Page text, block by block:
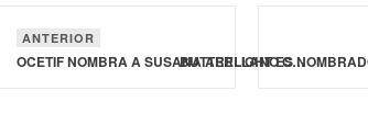
ANTERIOR
OCETIF NOMBRA A SUSANA ARELLANO CHÁVEZ COMO SU NUEVA DIRECTORA OPERATIVA